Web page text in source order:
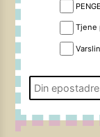
Tjene